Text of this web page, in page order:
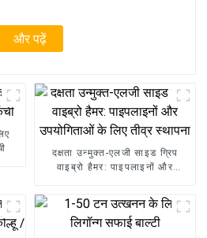
और पढ़ें
दक्षता उन्मुक्त-एलजी साइड ग्रिप
वाइब्रो हैमर: पाइपलाइनों और